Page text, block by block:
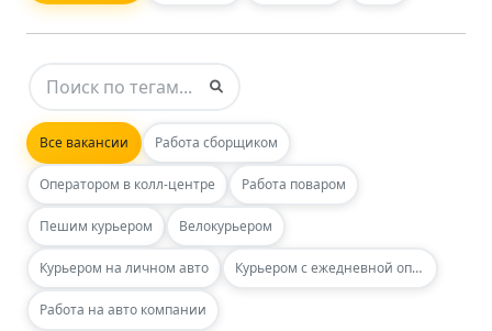
Все вакансии Работа сборщиком
Оператором в колл-центре Работа поваром
Пешим курьером Велокурьером
Курьером на личном авто Курьером с ежедневной оплатой
Работа на авто компании